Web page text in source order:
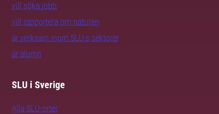
vill söka jobb
vill rapportera om naturen
är verksam inom SLU:s sektorer
är alumn
SLU i Sverige
Alla SLU-orter